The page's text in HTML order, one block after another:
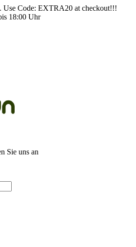
Code: EXTRA20 at checkout!!!
18:00 Uhr
Sie uns an